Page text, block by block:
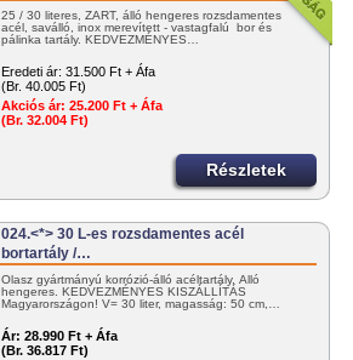
25 / 30 literes, ZÁRT, álló hengeres rozsdamentes
acél, saválló, inox merevített - vastagfalú bor és
pálinka tartály. KEDVEZMÉNYES…
Eredeti ár: 31.500 Ft + Áfa
(Br. 40.005 Ft)
Akciós ár: 25.200 Ft + Áfa
(Br. 32.004 Ft)
Részletek
024.<*> 30 L-es rozsdamentes acél
bortartály /…
Olasz gyártmányú korrózió-álló acéltartály. Álló
hengeres. KEDVEZMÉNYES KISZÁLLÍTÁS
Magyarországon! V= 30 liter, magasság: 50 cm,…
Ár: 28.990 Ft + Áfa
(Br. 36.817 Ft)